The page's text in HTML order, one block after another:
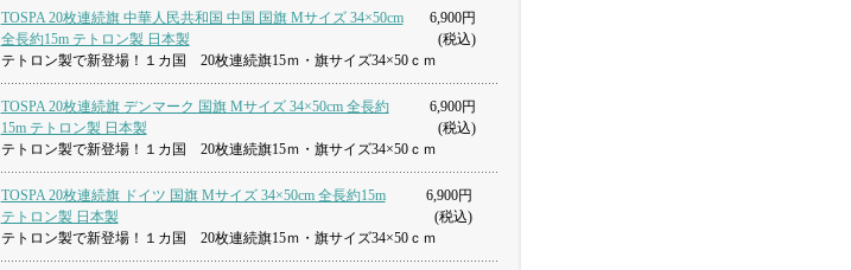
TOSPA 20枚連続旗 中華人民共和国 中国 国旗 Mサイズ 34×50cm
全長約15m テトロン製 日本製
6,900円
(税込)
テトロン製で新登場！１カ国 20枚連続旗15ｍ・旗サイズ34×50ｃｍ
TOSPA 20枚連続旗 デンマーク 国旗 Mサイズ 34×50cm 全長約
15m テトロン製 日本製
6,900円
(税込)
テトロン製で新登場！１カ国 20枚連続旗15ｍ・旗サイズ34×50ｃｍ
TOSPA 20枚連続旗 ドイツ 国旗 Mサイズ 34×50cm 全長約15m
テトロン製 日本製
6,900円
(税込)
テトロン製で新登場！１カ国 20枚連続旗15ｍ・旗サイズ34×50ｃｍ